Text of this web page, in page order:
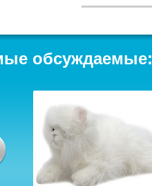
обсуждаемые: